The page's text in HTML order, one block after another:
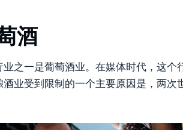
酒
之一是葡萄酒业。在媒体时代，这
业受到限制的一个主要原因是，两